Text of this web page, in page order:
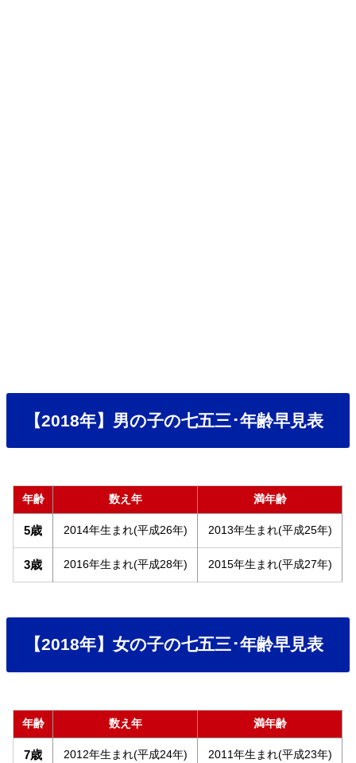
【2018年】男の子の七五三･年齢早見表
年齢 数え年 満年齢
5歳 2014年生まれ(平成26年) 2013年生まれ(平成25年)
3歳 2016年生まれ(平成28年) 2015年生まれ(平成27年)
【2018年】女の子の七五三･年齢早見表
年齢 数え年 満年齢
7歳 2012年生まれ(平成24年) 2011年生まれ(平成23年)